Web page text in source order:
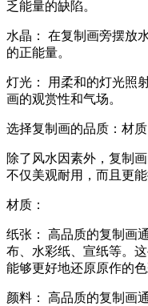
乏能量的缺陷。
水晶： 在复制画旁摆放
的正能量。
灯光： 用柔和的灯光照
画的观赏性和气场。
选择复制画的品质：材
除了风水因素外，复制
不仅美观耐用，而且更能
材质：
纸张： 高品质的复制画
布、水彩纸、宣纸等。
能够更好地还原原作的色
颜料： 高品质的复制画